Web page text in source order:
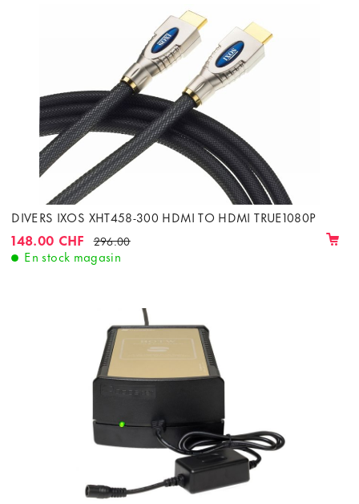
DIVERS IXOS XHT458-300 HDMI TO HDMI TRUE1080P
148.00 CHF 296.00
En stock magasin